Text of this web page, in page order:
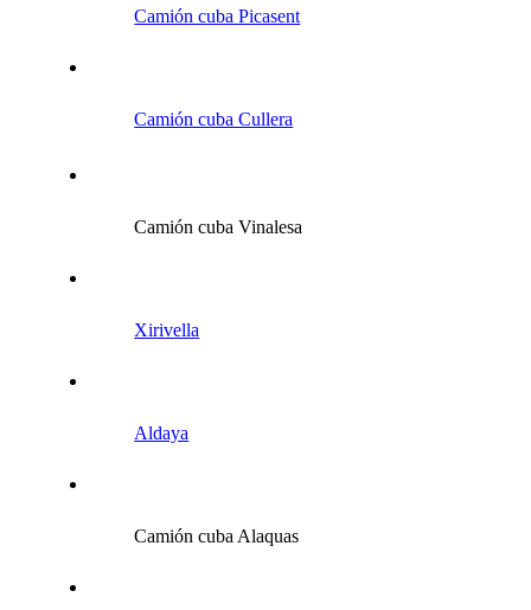
Camión cuba Picasent
Camión cuba Cullera
Camión cuba Vinalesa
Xirivella
Aldaya
Camión cuba Alaquas